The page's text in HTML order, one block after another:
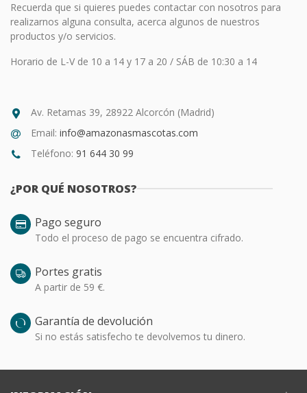
Recuerda que si quieres puedes contactar con nosotros para
realizarnos alguna consulta, acerca algunos de nuestros
productos y/o servicios.
Horario de L-V de 10 a 14 y 17 a 20 / SÁB de 10:30 a 14
Av. Retamas 39, 28922 Alcorcón (Madrid)
Email: info@amazonasmascotas.com
Teléfono: 91 644 30 99
¿POR QUÉ NOSOTROS?
Pago seguro
Todo el proceso de pago se encuentra cifrado.
Portes gratis
A partir de 59 €.
Garantía de devolución
Si no estás satisfecho te devolvemos tu dinero.